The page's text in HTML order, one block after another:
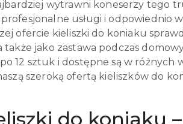
wytrawni koneserzy tego
usługi i odpowiednio
ofercie kieliszki do koniaku
jako zastawa podczas
12 sztuk i dostępne są w różnych
szeroką ofertą kieliszków do
do koniaku